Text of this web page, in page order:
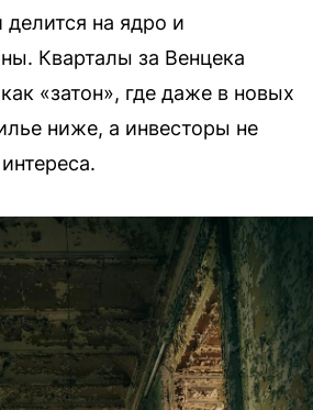
на ядро и
Кварталы за Венцека
«затон», где даже в новых
ниже, а инвесторы не